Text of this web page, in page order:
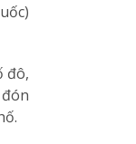
đô,